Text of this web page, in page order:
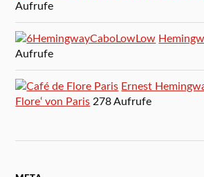
Aufrufe
Aufrufe
Ernest
Flore‘ von Paris 278 Aufrufe